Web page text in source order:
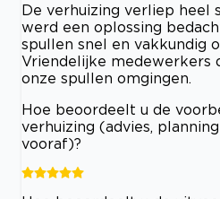
De verhuizing verliep heel
werd een oplossing
spullen snel en vakkundig
Vriendelijke medewerkers
onze spullen omgingen.
Hoe beoordeelt u de
verhuizing (advies,
vooraf)?